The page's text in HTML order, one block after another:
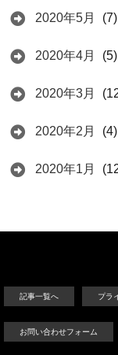
2020年5月 (7)
2020年4月 (5)
2020年3月
2020年2月 (4)
2020年1月
記事一覧へ プラ
お問い合わせフォーム